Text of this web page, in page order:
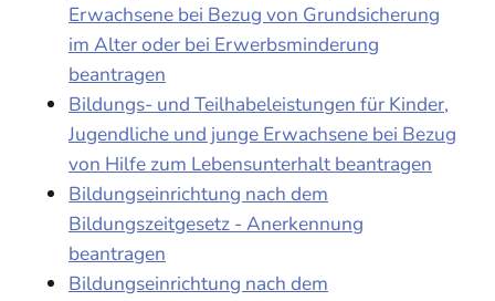
Erwachsene bei Bezug von Grundsicherung
im Alter oder bei Erwerbsminderung
beantragen
Bildungs- und Teilhabeleistungen für Kinder,
Jugendliche und junge Erwachsene bei Bezug
von Hilfe zum Lebensunterhalt beantragen
Bildungseinrichtung nach dem
Bildungszeitgesetz - Anerkennung
beantragen
Bildungseinrichtung nach dem